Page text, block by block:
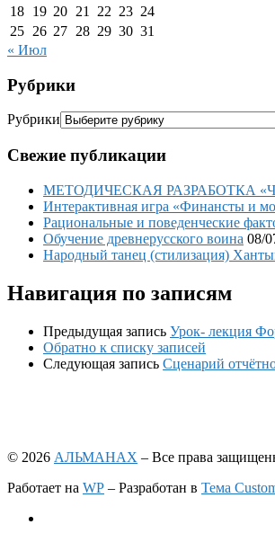
18 19 20 21 22 23 24
25 26 27 28 29 30 31
« Июл
Рубрики
Рубрики
Свежие публикации
МЕТОДИЧЕСКАЯ РАЗРАБОТКА
Интерактивная игра «Финансты и
Рациональные и поведенческие
Обучение древнерусского воина 08/
Народный танец (стилизация)
Навигация по записям
Предыдущая запись Урок- лекция
Обратно к списку записей
Следующая запись Сценарий
© 2026 АЛЬМАНАХ – Все права
Работает на WP – Разработан в Тема